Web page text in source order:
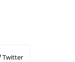
Twitter